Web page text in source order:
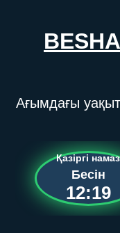
Ағымдағы
Қазіргі намаз
Бесін
12:19